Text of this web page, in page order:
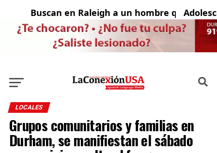
Buscan en Raleigh a un hombre que fue
LOCALES
Grupos comunitarios y familias en
Durham, se manifiestan el sábado